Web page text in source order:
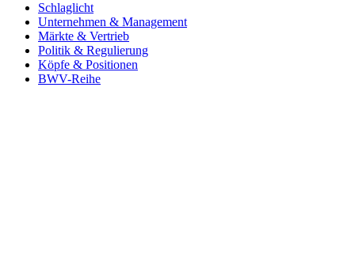
Schlaglicht
Unternehmen & Management
Märkte & Vertrieb
Politik & Regulierung
Köpfe & Positionen
BWV-Reihe